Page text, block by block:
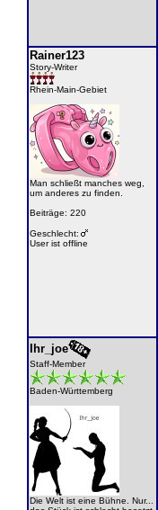
Rainer123
Story-Writer
Rhein-Main-Gebiet
Man schließt manches weg,
um anderes zu finden.
Beiträge: 220
Geschlecht:
User ist offline
Ihr_joe
Staff-Member
Baden-Württemberg
Die Welt ist eine Bühne. Nur...